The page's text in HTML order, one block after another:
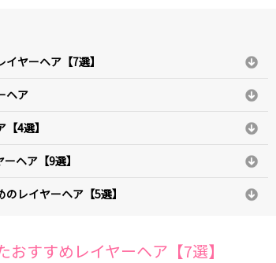
ヤーヘア【7選】
ヘア
4選】
ヘア【9選】
レイヤーヘア【5選】
すすめレイヤーヘア【7選】